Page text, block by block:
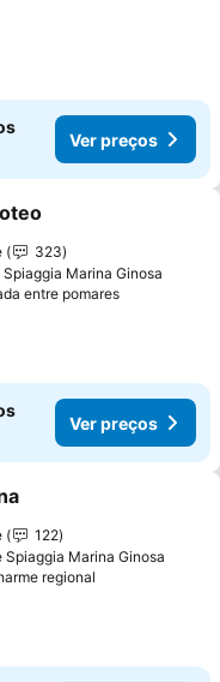
Ver preços
aos favoritos
323
Spiaggia Marina Ginosa
entre pomaresVer preços
Ver preços
aos favoritos
122
Spiaggia Marina Ginosa
regional